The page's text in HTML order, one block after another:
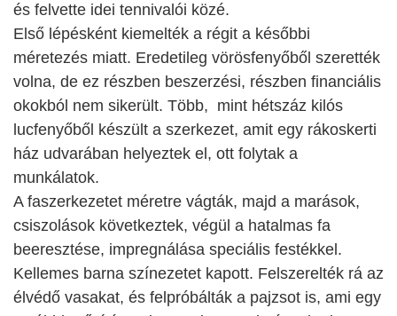
és felvette idei tennivalói közé.
Első lépésként kiemelték a régit a későbbi
méretezés miatt. Eredetileg vörösfenyőből szerették
volna, de ez részben beszerzési, részben financiális
okokból nem sikerült. Több, mint hétszáz kilós
lucfenyőből készült a szerkezet, amit egy rákoskerti
ház udvarában helyeztek el, ott folytak a
munkálatok.
A faszerkezetet méretre vágták, majd a marások,
csiszolások következtek, végül a hatalmas fa
beeresztése, impregnálása speciális festékkel.
Kellemes barna színezetet kapott. Felszerelték rá az
élvédő vasakat, és felpróbálták a pajzsot is, ami egy